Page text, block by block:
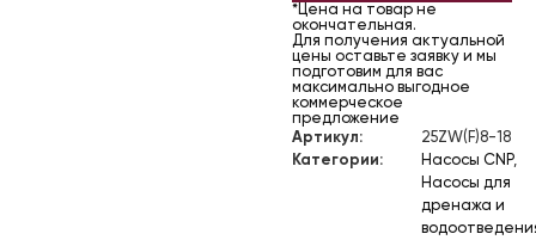
*Цена на товар не
окончательная.
Для получения актуальной
цены оставьте заявку и мы
подготовим для вас
максимально выгодное
коммерческое
предложение
Артикул:
25ZW(F)8-18
Категории:
Насосы CNP,
Насосы для
дренажа и